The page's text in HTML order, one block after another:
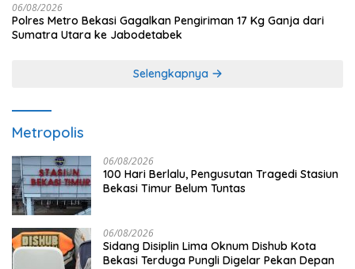
06/08/2026
Polres Metro Bekasi Gagalkan Pengiriman 17 Kg Ganja dari
Sumatra Utara ke Jabodetabek
Selengkapnya
Metropolis
06/08/2026
100 Hari Berlalu, Pengusutan Tragedi Stasiun
Bekasi Timur Belum Tuntas
06/08/2026
Sidang Disiplin Lima Oknum Dishub Kota
Bekasi Terduga Pungli Digelar Pekan Depan